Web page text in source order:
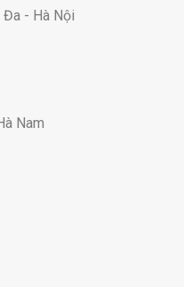
- Hà Nội
Nam